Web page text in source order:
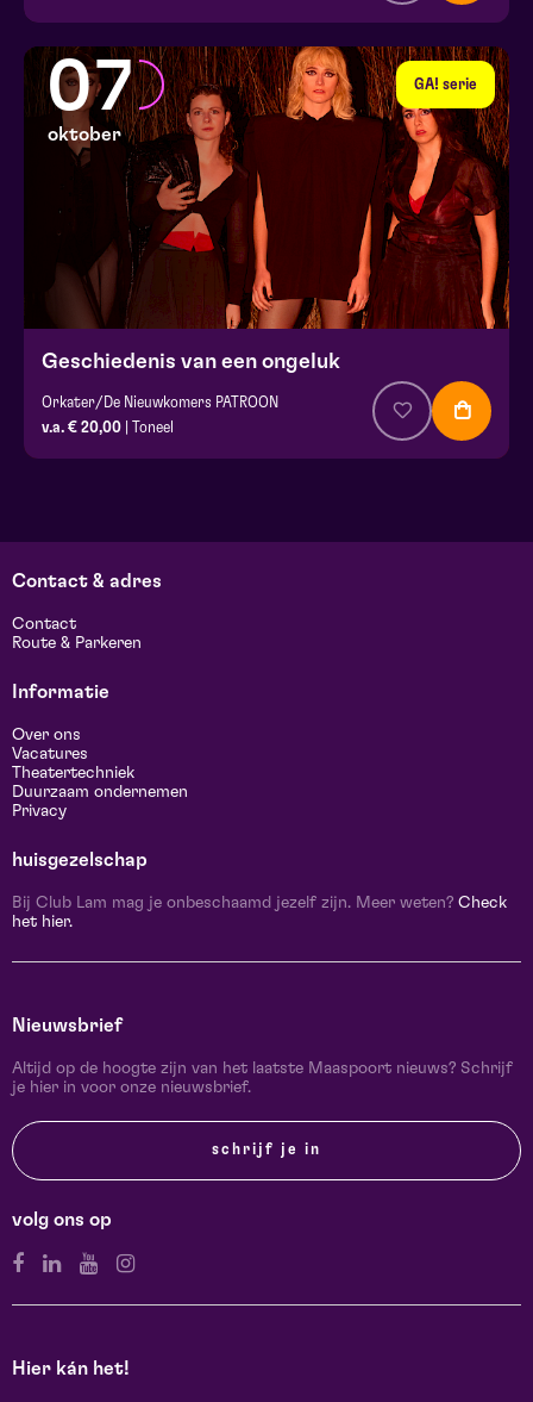
GA! serie
07
oktober
Geschiedenis van een ongeluk
Orkater/De Nieuwkomers PATROON
v.a. € 20,00 | Toneel
Contact & adres
Contact
Route & Parkeren
Informatie
Over ons
Vacatures
Theatertechniek
Duurzaam ondernemen
Privacy
huisgezelschap
Bij Club Lam mag je onbeschaamd jezelf zijn. Meer weten? Check
het hier.
Nieuwsbrief
Altijd op de hoogte zijn van het laatste Maaspoort nieuws? Schrijf
je hier in voor onze nieuwsbrief.
schrijf je in
volg ons op
Hier kán het!